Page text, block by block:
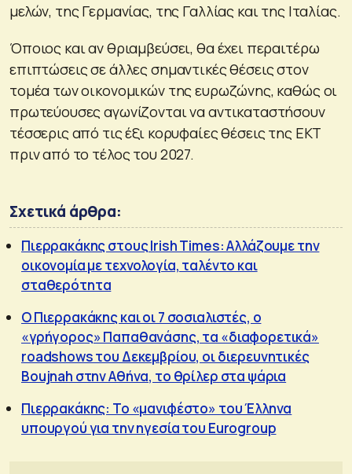
μελών, της Γερμανίας, της Γαλλίας και της Ιταλίας.
Όποιος και αν θριαμβεύσει, θα έχει περαιτέρω
επιπτώσεις σε άλλες σημαντικές θέσεις στον
τομέα των οικονομικών της ευρωζώνης, καθώς οι
πρωτεύουσες αγωνίζονται να αντικαταστήσουν
τέσσερις από τις έξι κορυφαίες θέσεις της ΕΚΤ
πριν από το τέλος του 2027.
Σχετικά άρθρα:
Πιερρακάκης στους Irish Times: Αλλάζουμε την
οικονομία με τεχνολογία, ταλέντο και
σταθερότητα
Ο Πιερρακάκης και οι 7 σοσιαλιστές, ο
«γρήγορος» Παπαθανάσης, τα «διαφορετικά»
roadshows του Δεκεμβρίου, οι διερευνητικές
Boujnah στην Αθήνα, το θρίλερ στα ψάρια
Πιερρακάκης: Το «μανιφέστο» του Έλληνα
υπουργού για την ηγεσία του Eurogroup